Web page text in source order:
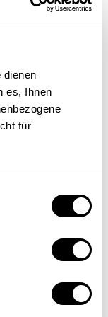
dienen
es, Ihnen
für
die
stark
mit der
danach
zwischen den
Länder gibt
und wie stark
Finanzkrise
auf das